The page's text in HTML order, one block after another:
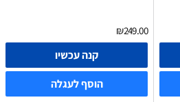
₪249.00
קנה עכשיו
הוסף לעגלה